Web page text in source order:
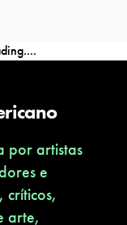
en
hicieron sobre lodo'.
iniciaremos en
otras líneas de
potencial creativo
artística.
por artistas
e
críticos,
arte,